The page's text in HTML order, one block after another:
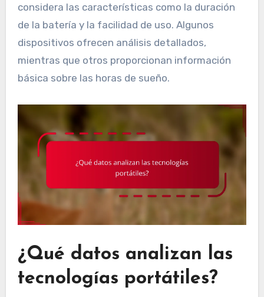
considera las características como la duración
de la batería y la facilidad de uso. Algunos
dispositivos ofrecen análisis detallados,
mientras que otros proporcionan información
básica sobre las horas de sueño.
¿Qué datos analizan las
tecnologías portátiles?